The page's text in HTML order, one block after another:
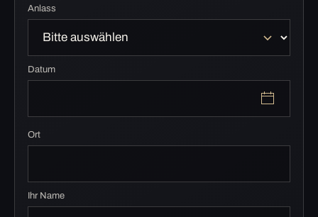
Anlass
Datum
Ort
Ihr Name